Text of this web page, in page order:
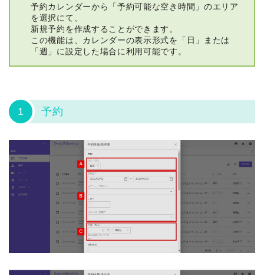
予約カレンダーから「予約可能な空き時間」のエリア
を選択にて、
新規予約を作成することができます。
この機能は、カレンダーの表示形式を「日」または
「週」に設定した場合に利用可能です。
1 予約